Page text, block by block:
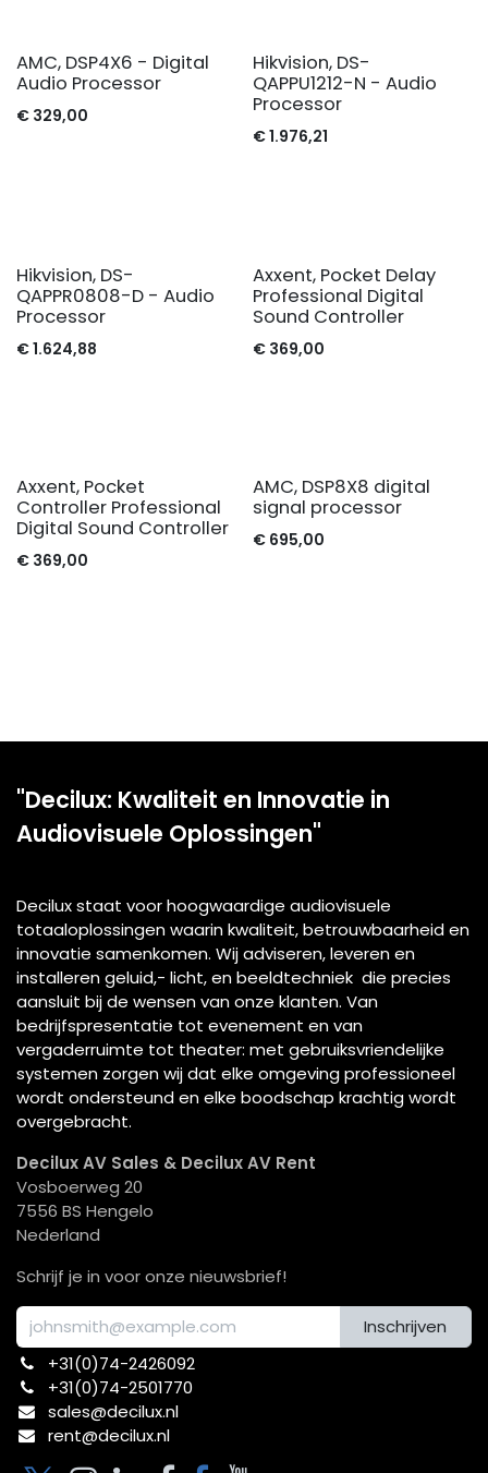
AMC, DSP4X6 - Digital
Audio Processor
€ 329,00
Hikvision, DS-
QAPPU1212-N - Audio
Processor
€1.976,21
Hikvision, DS-
QAPPR0808-D - Audio
Processor
€1.624,88
Axxent, Pocket Delay
Professional Digital
Sound Controller
€ 369,00
Axxent, Pocket
Controller Professional
Digital Sound Controller
€ 369,00
AMC, DSP8X8 digital
signal processor
€ 695,00
"Decilux: Kwaliteit en Innovatie in
Audiovisuele Oplossingen"
Decilux staat voor hoogwaardige audiovisuele
totaaloplossingen waarin kwaliteit, betrouwbaarheid en
innovatie samenkomen. Wij adviseren, leveren en
installeren geluid,- licht, en beeldtechniek die precies
aansluit bij de wensen van onze klanten. Van
bedrijfspresentatie tot evenement en van
vergaderruimte tot theater: met gebruiksvriendelijke
systemen zorgen wij dat elke omgeving professioneel
wordt ondersteund en elke boodschap krachtig wordt
overgebracht.
Decilux AV Sales & Decilux AV Rent
Vosboerweg 20
7556 BS Hengelo
Nederland
Schrijf je in voor onze nieuwsbrief!
Inschrijven
+31(0)74-2426092​
+31(0)74-2501770
sales@decilux.nl
rent@decilux.nl